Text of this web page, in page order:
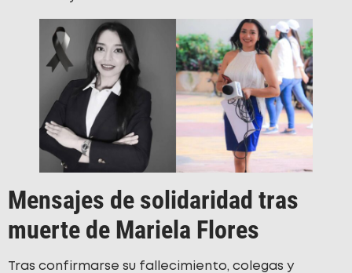
Mensajes de solidaridad tras
muerte de Mariela Flores
Tras confirmarse su fallecimiento, colegas y